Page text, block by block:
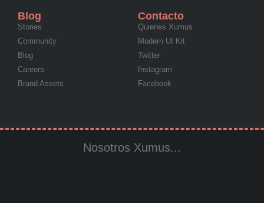
Blog
Stories
Community
Blog
Careers
Brand Assets
Contacto
Quienes Xumus
Modern UI Kit
Twitter
Instagram
Facebook
Nosotros Xumus...